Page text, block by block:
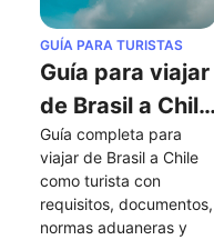
GUÍA PARA TURISTAS
Guía para viajar
de Brasil a Chile
como turista
Guía completa para
viajar de Brasil a Chile
como turista con
requisitos, documentos,
normas aduaneras y